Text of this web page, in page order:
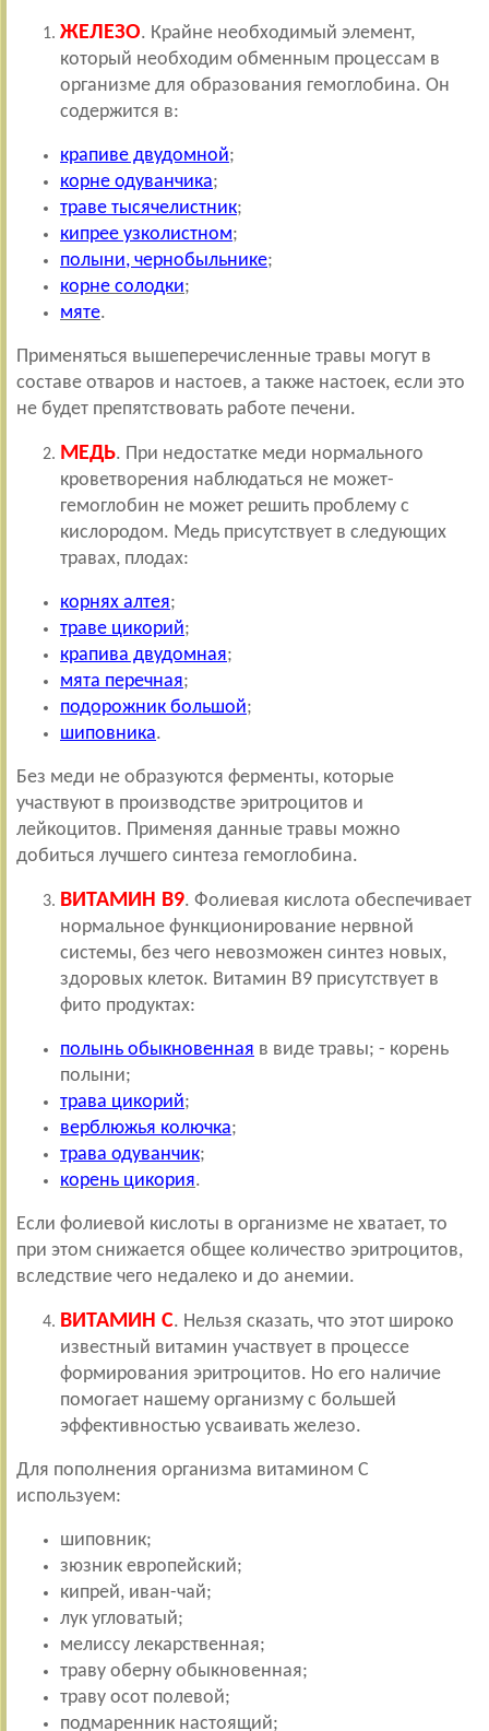
ЖЕЛЕЗО. Крайне необходимый элемент,
который необходим обменным процессам в
организме для образования гемоглобина. Он
содержится в:
крапиве двудомной;
корне одуванчика;
траве тысячелистник;
кипрее узколистном;
полыни, чернобыльнике;
корне солодки;
мяте.
Применяться вышеперечисленные травы могут в
составе отваров и настоев, а также настоек, если это
не будет препятствовать работе печени.
МЕДЬ. При недостатке меди нормального
кроветворения наблюдаться не может-
гемоглобин не может решить проблему с
кислородом. Медь присутствует в следующих
травах, плодах:
корнях алтея;
траве цикорий;
крапива двудомная;
мята перечная;
подорожник большой;
шиповника.
Без меди не образуются ферменты, которые
участвуют в производстве эритроцитов и
лейкоцитов. Применяя данные травы можно
добиться лучшего синтеза гемоглобина.
ВИТАМИН В9. Фолиевая кислота обеспечивает
нормальное функционирование нервной
системы, без чего невозможен синтез новых,
здоровых клеток. Витамин В9 присутствует в
фито продуктах:
полынь обыкновенная в виде травы; - корень
полыни;
трава цикорий;
верблюжья колючка;
трава одуванчик;
корень цикория.
Если фолиевой кислоты в организме не хватает, то
при этом снижается общее количество эритроцитов,
вследствие чего недалеко и до анемии.
ВИТАМИН С. Нельзя сказать, что этот широко
известный витамин участвует в процессе
формирования эритроцитов. Но его наличие
помогает нашему организму с большей
эффективностью усваивать железо.
Для пополнения организма витамином С
используем:
шиповник;
зюзник европейский;
кипрей, иван-чай;
лук угловатый;
мелиссу лекарственная;
траву оберну обыкновенная;
траву осот полевой;
подмаренник настоящий;